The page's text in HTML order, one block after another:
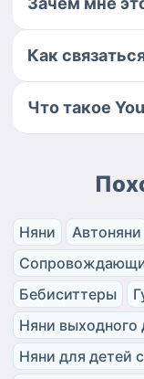
Как
Что такое
Няни Автоняни
Бебиситтеры
Няни выходного
Няни для детей